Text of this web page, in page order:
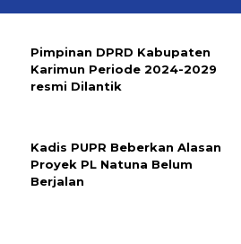
Pimpinan DPRD Kabupaten
Karimun Periode 2024-2029
resmi Dilantik
Kadis PUPR Beberkan Alasan
Proyek PL Natuna Belum
Berjalan